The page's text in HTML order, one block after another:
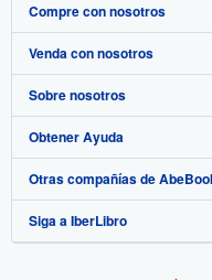
Compre con nosotros
Búsqueda avanzada
Colecciones
Mi cuenta
Mis pedidos
Ver carrito
Venda con nosotros
Comenzar a vender
Únase a nuestro programa de
Recomiende un vendedor
Sobre nosotros
Sobre IberLibro
Medios
Empleo
Obtener Ayuda
Preguntas frecuentes y guías
Atención al Cliente
Otras compañías de
AbeBooks.com
Siga a IberLibro